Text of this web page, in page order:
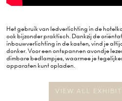
Het gebruik van ledverlichting in de
ook bijzonder praktisch. Dankzij de
inbouwverlichting in de kasten, vind je
donker. Voor een ontspannen avondje
dimbare bedlampjes, waarmee je
apparaten kunt opladen.
VIEW ALL